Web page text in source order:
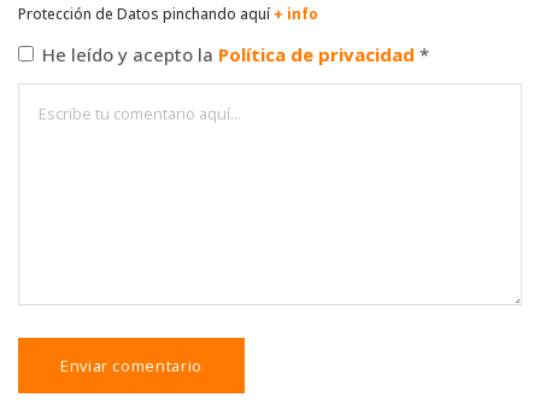
Protección de Datos pinchando aquí + info
He leído y acepto la Política de privacidad *